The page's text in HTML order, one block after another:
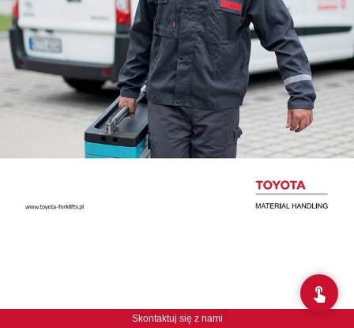
Skontaktuj się z nami